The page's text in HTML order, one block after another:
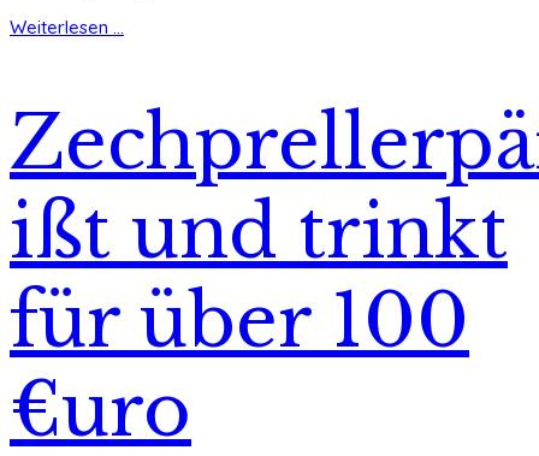
Weiterlesen ...
ißt und trinkt
für über 100
€uro